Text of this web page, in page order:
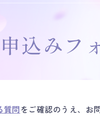
カリキュラム
込みフ
質問をご確認のうえ、お